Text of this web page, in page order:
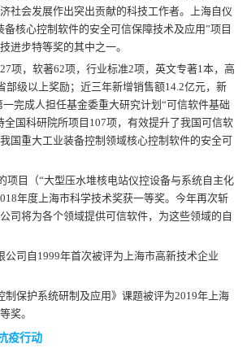
社会发展作出突出贡献的科技工作者。上海自仪
备核心控制软件的安全可信保障技术及应用”项目
进步特等奖的其中之一。
项，软著62项，行业标准2项，英文专著1本，高
部级以上奖励；近三年新增销售额14.2亿元，新
完成人担任基金委重大研究计划“可信软件基础
全国科研院所项目107项，有效提升了我国可信软
国重大工业装备控制领域核心控制软件的安全可
项目（“大型压水堆核电站仪控设备与系统自主化
年度上海市科学技术奖获一等奖。今年再次斩
司将为各个领域提供可信软件，为这些领域的自
公司自1999年首次被评为上海市高新技术企业
制保护系统研制及应用》课题被评为2019年上海
奖。
疫行动